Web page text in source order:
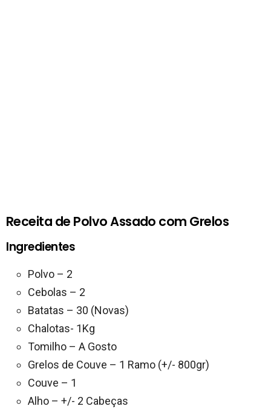
Receita de Polvo Assado com Grelos
Ingredientes
Polvo – 2
Cebolas – 2
Batatas – 30 (Novas)
Chalotas- 1Kg
Tomilho – A Gosto
Grelos de Couve – 1 Ramo (+/- 800gr)
Couve – 1
Alho – +/- 2 Cabeças